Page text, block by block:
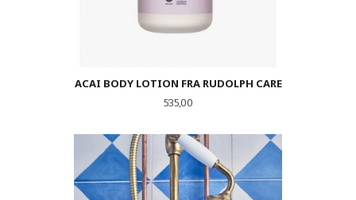
ACAI BODY LOTION FRA RUDOLPH CARE
Pris
535,00